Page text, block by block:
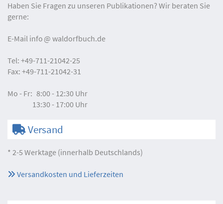
Haben Sie Fragen zu unseren Publikationen? Wir beraten Sie
gerne:
E-Mail info waldorfbuch.de
Tel: +49-711-21042-25
Fax: +49-711-21042-31
Mo - Fr: 8:00 - 12:30 Uhr
13:30 - 17:00 Uhr
Versand
* 2-5 Werktage (innerhalb Deutschlands)
Versandkosten und Lieferzeiten